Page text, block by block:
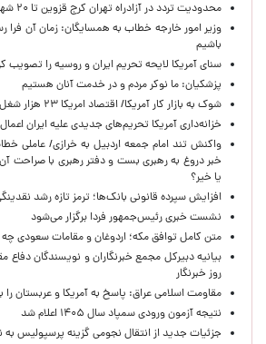
محدودیت تردد در آزادراه تهران کرج قزوین تا ۲۰ شهریور/ جزئیات
وزیر امور خارجه خطاب به همسایگان: زمان آن
باشیم
سنای آمریکا لایحه تحریم ایران و روسیه را تصویب
پزشکیان: ما نوکر مردم و در خدمت آنان هستیم
شوک به بازار کار آمریکا/ اقتصاد امریکا ۲۳ هزار شغل از دست داد
خزانه‌داری آمریکا تحریم‌های جدیدی علیه ایران
واکنش تند امام جمعه اردبیل به خرازی/ عاملی
خبر دروغ به رهبری بست و دفتر رهبری با صراحت آن
یا خیر؟
افزایش سپرده قانونی بانک‌ها؛ ترمز تازه رشد
نشست خبری رئیس‌جمهور فردا برگزار می‌شود
متن کامل توافق مکه؛ اردوغان و مقامات سعودی چه
بیانیه دبیرکل مجمع خبرنگاران و نویسندگان
روز خبرنگار
مقاومت اسلامی عراق: پاسخ به آمریکا و عربستان را
نتیجه آزمون ورودی سمپاد سال ۱۴۰۵ اعلام شد
جزئیات جدید از انتقال نجومی گزینه پرسپولیس